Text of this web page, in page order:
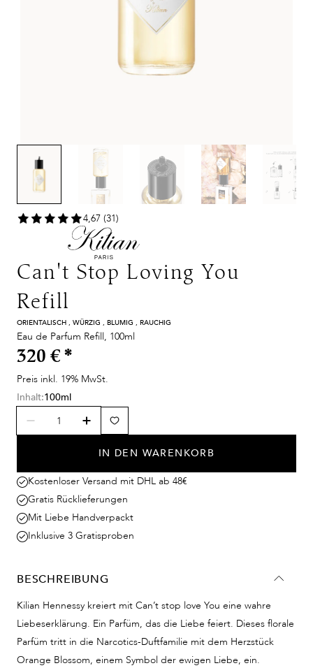
4,67 (31)
Can't Stop Loving You
Refill
ORIENTALISCH , WÜRZIG , BLUMIG , RAUCHIG
Eau de Parfum Refill, 100ml
320 € *
Preis inkl. 19% MwSt.
Inhalt:100ml
IN DEN WARENKORB
Kostenloser Versand mit DHL ab 48€
Gratis Rücklieferungen
Mit Liebe Handverpackt
Inklusive 3 Gratisproben
BESCHREIBUNG
Kilian Hennessy kreiert mit Can’t stop love You eine wahre
Liebeserklärung. Ein Parfüm, das die Liebe feiert. Dieses florale
Parfüm tritt in die Narcotics-Duftfamilie mit dem Herzstück
Orange Blossom, einem Symbol der ewigen Liebe, ein.